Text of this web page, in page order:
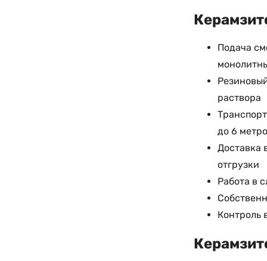
Подача
раствора
до 6
Доставка
отгрузки
Работа в
Контроль